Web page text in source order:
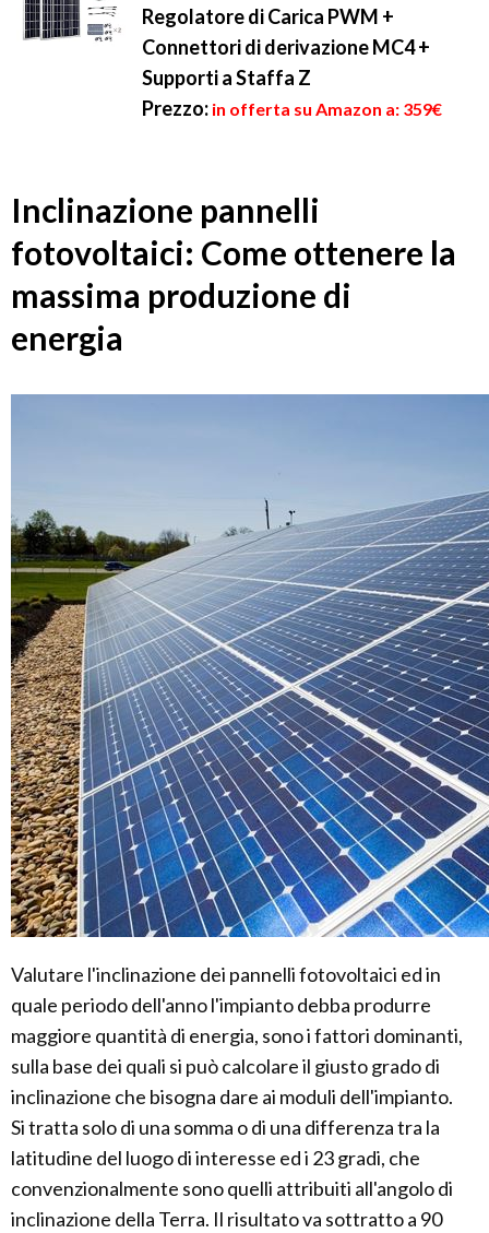
Regolatore di Carica PWM +
Connettori di derivazione MC4 +
Supporti a Staffa Z
Prezzo: in offerta su Amazon a: 359€
Inclinazione pannelli
fotovoltaici: Come ottenere la
massima produzione di
energia
Valutare l'inclinazione dei pannelli fotovoltaici ed in
quale periodo dell'anno l'impianto debba produrre
maggiore quantità di energia, sono i fattori dominanti,
sulla base dei quali si può calcolare il giusto grado di
inclinazione che bisogna dare ai moduli dell'impianto.
Si tratta solo di una somma o di una differenza tra la
latitudine del luogo di interesse ed i 23 gradi, che
convenzionalmente sono quelli attribuiti all'angolo di
inclinazione della Terra. Il risultato va sottratto a 90